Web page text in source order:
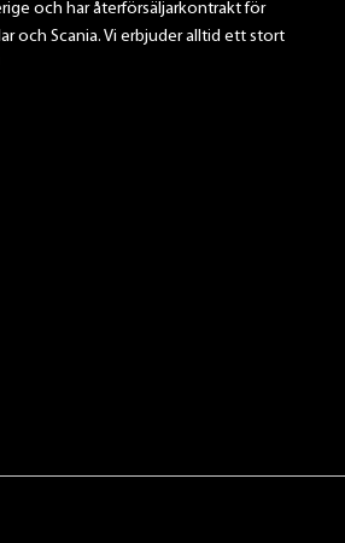
och har återförsäljarkontrakt för
och Scania. Vi erbjuder alltid ett stort